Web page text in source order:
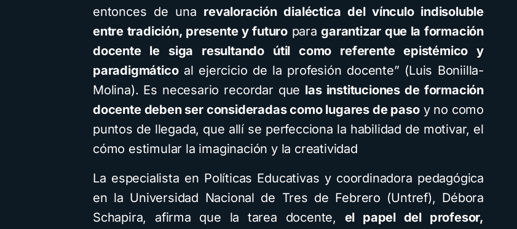
entonces de una revaloración dialéctica del vínculo indisoluble
entre tradición, presente y futuro paragarantizar que la formación
docente le siga resultando útil como referente epistémico y
paradigmáticoal ejercicio de la profesión docente” (Luis Boniilla-
Molina). Es necesario recordar que las instituciones de formación
docente deben ser consideradas como lugares de pasoy no como
puntos de llegada, que allí se perfecciona la habilidad de motivar, el
cómo estimular la imaginación y la creatividad
La especialista en Políticas Educativas y coordinadora pedagógica
en la Universidad Nacional de Tres de Febrero (Untref), Débora
Schapira, afirma que la tarea docente, el papel del profesor,